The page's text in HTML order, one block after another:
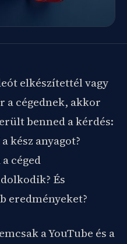
elkészítettél vagy
a cégednek, akkor
benned a kérdés:
kész anyagot?
céged
És
eredményeket?
a YouTube és a